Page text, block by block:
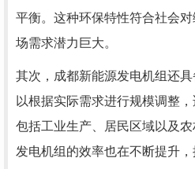
平衡。这种环保特性符合社会
场需求潜力巨大。
其次，成都新能源发电机组还
以根据实际需求进行规模调整
包括工业生产、居民区域以及
发电机组的效率也在不断提升